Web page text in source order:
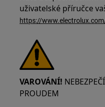
uživatelské příručce
https://
VAROVÁNÍ!
PROUDEM